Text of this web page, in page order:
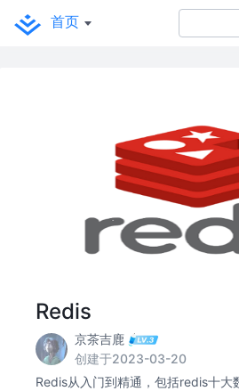
首页
Redis
京茶吉鹿
创建于2023-03-20
Redis从入门到精通，包括redis十大